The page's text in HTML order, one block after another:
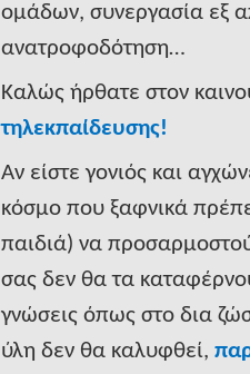
ομάδων, συνεργασία εξ
ανατροφοδότηση…
Καλώς ήρθατε στον
τηλεκπαίδευσης!
Αν είστε γονιός και
κόσμο που ξαφνικά
παιδιά) να
σας δεν θα τα
γνώσεις όπως στο δια
ύλη δεν θα καλυφθεί,